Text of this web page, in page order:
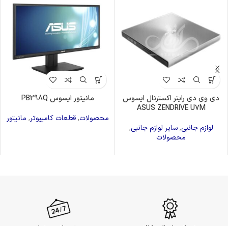
دی وی دی رایتر اکسترنال ایسوس
ASUS ZENDRIVE U7M
لوازم جانبی,سایر لوازم جانبی,
محصولات
مانیتور ایسوس PB298Q
محصولات,قطعات کامپیوتر, مانیتور